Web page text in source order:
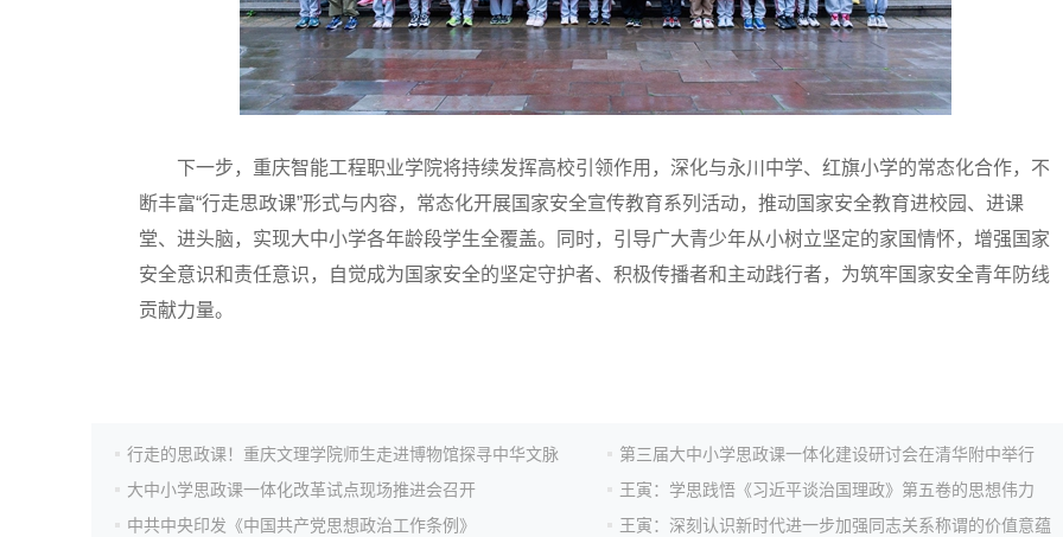
下一步，重庆智能工程职业学院将持续发挥高校引领作用，深化与永川中学、红旗小学的常态化合作，不
断丰富“行走思政课”形式与内容，常态化开展国家安全宣传教育系列活动，推动国家安全教育进校园、进课
堂、进头脑，实现大中小学各年龄段学生全覆盖。同时，引导广大青少年从小树立坚定的家国情怀，增强国家
安全意识和责任意识，自觉成为国家安全的坚定守护者、积极传播者和主动践行者，为筑牢国家安全青年防线
贡献力量。
行走的思政课！重庆文理学院师生走进博物馆探寻中华文脉
第三届大中小学思政课一体化建设研讨会在清华附中举行
大中小学思政课一体化改革试点现场推进会召开
王寅：学思践悟《习近平谈治国理政》第五卷的思想伟力
中共中央印发《中国共产党思想政治工作条例》
王寅：深刻认识新时代进一步加强同志关系称谓的价值意蕴